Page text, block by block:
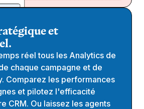
et
réel tous les Analytics de
chaque campagne et de
Comparez les performances
et pilotez l'efficacité
CRM. Ou laissez les agents